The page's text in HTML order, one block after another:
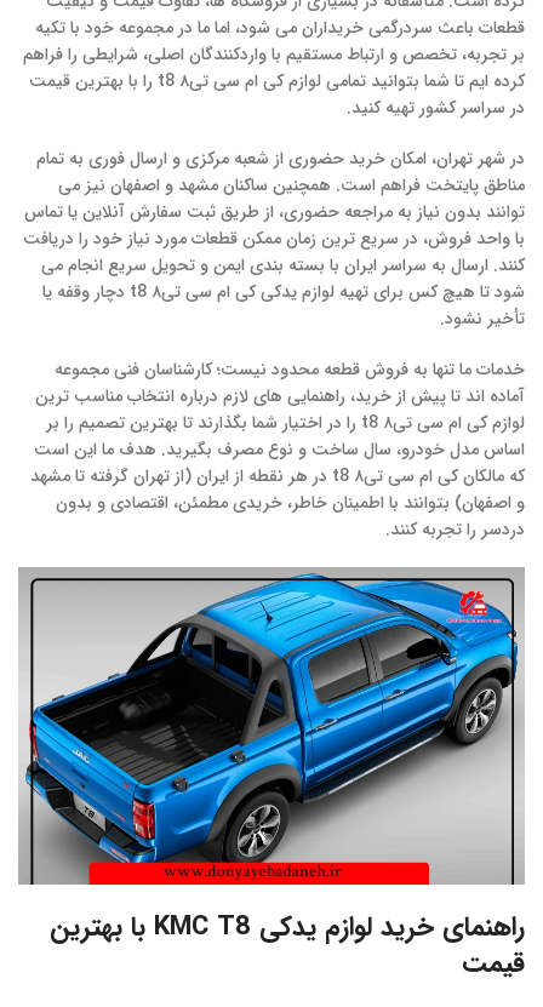
قطعات باعث سردرگمی خریداران می شود، اما ما در مجموعه خود با تکیه
بر تجربه، تخصص و ارتباط مستقیم با واردکنندگان اصلی، شرایطی را فراهم
کرده ایم تا شما بتوانید تمامی لوازم کی ام سی تی۸ t8 را با بهترین قیمت
در سراسر کشور تهیه کنید.
در شهر تهران، امکان خرید حضوری از شعبه مرکزی و ارسال فوری به تمام
مناطق پایتخت فراهم است. همچنین ساکنان مشهد و اصفهان نیز می
توانند بدون نیاز به مراجعه حضوری، از طریق ثبت سفارش آنلاین یا تماس
با واحد فروش، در سریع ترین زمان ممکن قطعات مورد نیاز خود را دریافت
کنند. ارسال به سراسر ایران با بسته بندی ایمن و تحویل سریع انجام می
شود تا هیچ کس برای تهیه لوازم یدکی کی ام سی تی۸ t8 دچار وقفه یا
تأخیر نشود.
خدمات ما تنها به فروش قطعه محدود نیست؛ کارشناسان فنی مجموعه
آماده اند تا پیش از خرید، راهنمایی های لازم درباره انتخاب مناسب ترین
لوازم کی ام سی تی۸ t8 را در اختیار شما بگذارند تا بهترین تصمیم را بر
اساس مدل خودرو، سال ساخت و نوع مصرف بگیرید. هدف ما این است
که مالکان کی ام سی تی۸ t8 در هر نقطه از ایران (از تهران گرفته تا مشهد
و اصفهان) بتوانند با اطمینان خاطر، خریدی مطمئن، اقتصادی و بدون
دردسر را تجربه کنند.
راهنمای خرید لوازم یدکی KMC T8 با بهترین
قیمت